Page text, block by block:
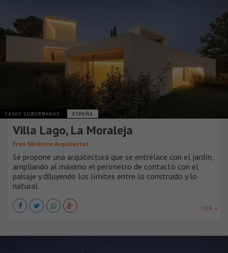
CASAS SUBURBANAS ESPAÑA
Villa Lago, La Moraleja
Fran Silvestre Arquitectos
Se propone una arquitectura que se entrelace con el jardín,
ampliando al máximo el perímetro de contacto con el
paisaje y diluyendo los límites entre lo construido y lo
natural.
VER +